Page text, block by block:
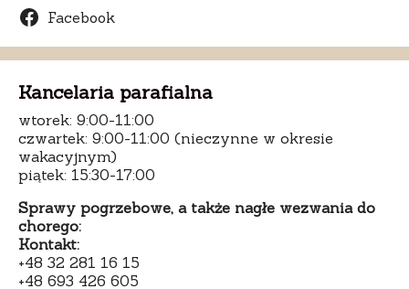
Facebook
Kancelaria parafialna
wtorek: 9:00-11:00
czwartek: 9:00-11:00 (nieczynne w okresie
wakacyjnym)
piątek: 15:30-17:00
Sprawy pogrzebowe, a także nagłe wezwania do
chorego:
Kontakt:
+48 32 281 16 15
+48 693 426 605